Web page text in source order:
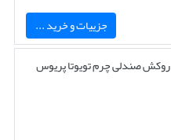
جزییات و خرید ...
روکش صندلی چرم تویوتا پریوس